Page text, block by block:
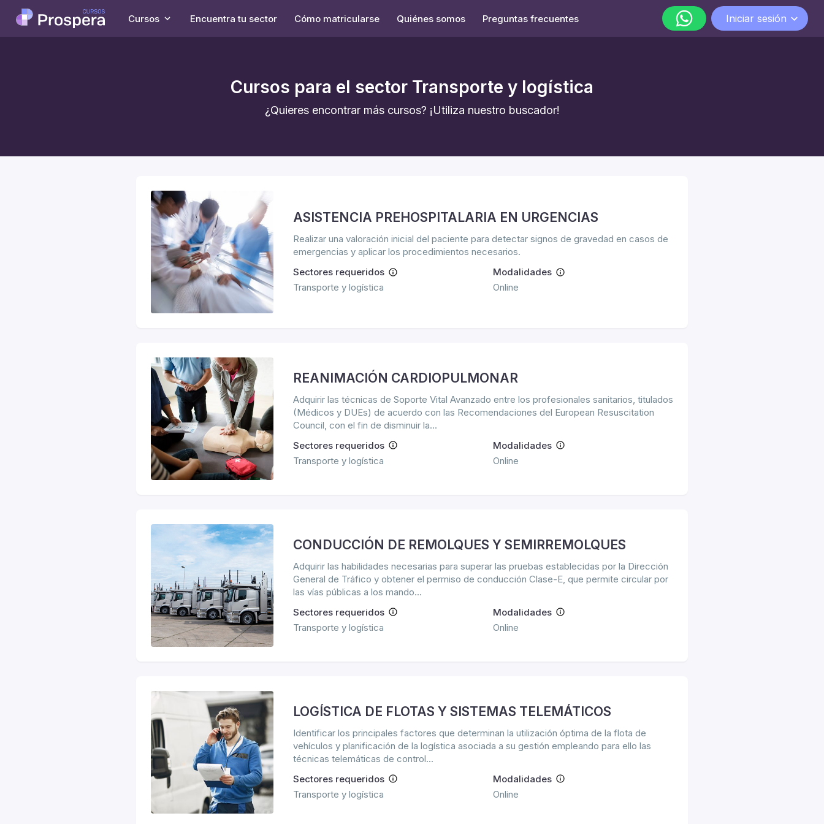
Cursos Encuentra tu sector Cómo matricularse Quiénes somos Preguntas frecuentes
lunes a viernes de 9:00 a 18:00
Iniciar sesión
Cursos para el sector Transporte y logística
¿Quieres encontrar más cursos? ¡Utiliza nuestro buscador!
ASISTENCIA PREHOSPITALARIA EN URGENCIAS
Realizar una valoración inicial del paciente para detectar signos de gravedad en casos de
emergencias y aplicar los procedimientos necesarios.
Sectores requeridos
Transporte y logística
Modalidades
Online
REANIMACIÓN CARDIOPULMONAR
Adquirir las técnicas de Soporte Vital Avanzado entre los profesionales sanitarios, titulados
(Médicos y DUEs) de acuerdo con las Recomendaciones del European Resuscitation
Council, con el fin de disminuir la...
Sectores requeridos
Transporte y logística
Modalidades
Online
CONDUCCIÓN DE REMOLQUES Y SEMIRREMOLQUES
Adquirir las habilidades necesarias para superar las pruebas establecidas por la Dirección
General de Tráfico y obtener el permiso de conducción Clase-E, que permite circular por
las vías públicas a los mando...
Sectores requeridos
Transporte y logística
Modalidades
Online
LOGÍSTICA DE FLOTAS Y SISTEMAS TELEMÁTICOS
Identificar los principales factores que determinan la utilización óptima de la flota de
vehículos y planificación de la logística asociada a su gestión empleando para ello las
técnicas telemáticas de control...
Sectores requeridos
Transporte y logística
Modalidades
Online